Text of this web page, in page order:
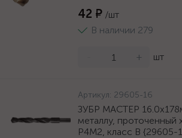
42 ₽ /шт
В наличии 279
+ шт
Артикул: 29605-16
ЗУБР МАСТЕР
металлу, проточенный
Р4М2, класс В {29605-